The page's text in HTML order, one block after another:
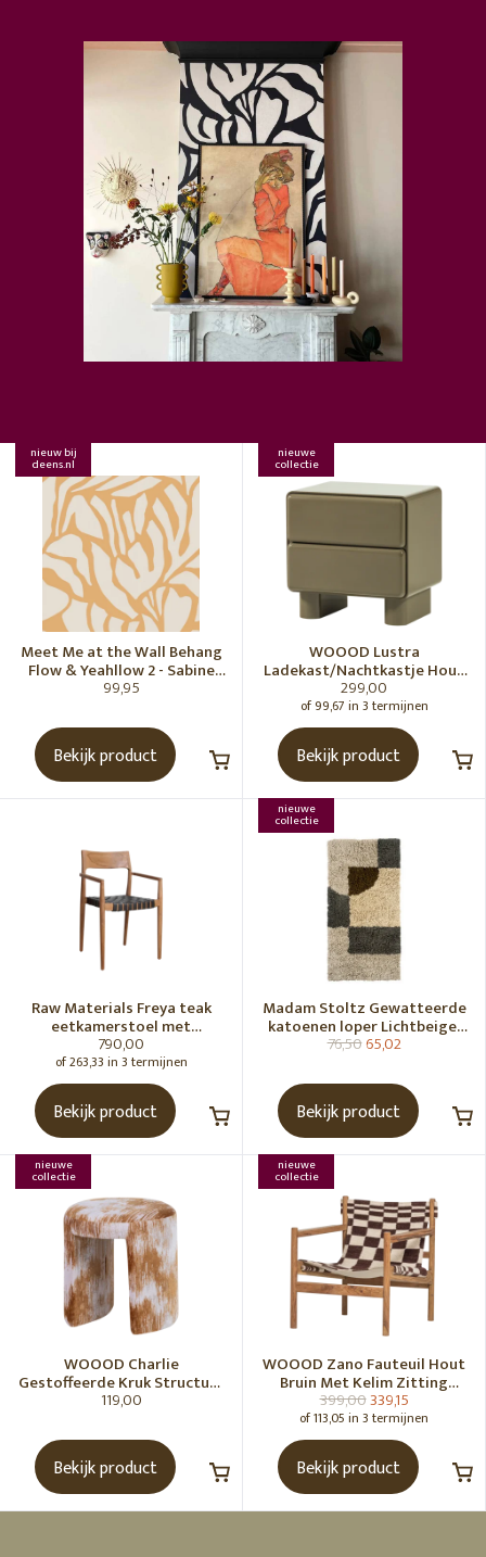
nieuw bij
deens.nl
Meet Me at the Wall Behang
Flow & Yeahllow 2 - Sabine
van Vessem
99,95
Bekijk product
nieuwe
collectie
WOOOD Lustra
Ladekast/Nachtkastje Hout
Hoogglans Groen [Fsc]
299,00
of 99,67 in 3 termijnen
Bekijk product
Raw Materials Freya teak
eetkamerstoel met
armleuning - Zwart (set of 2)
790,00
of 263,33 in 3 termijnen
Bekijk product
nieuwe
collectie
Madam Stoltz Gewatteerde
katoenen loper Lichtbeige,
gebroken wit, grijs, groen
76,5065,02
Bekijk product
nieuwe
collectie
WOOOD Charlie
Gestoffeerde Kruk Structuur
Stof Karamelbruin [Fsc]
119,00
Bekijk product
nieuwe
collectie
WOOOD Zano Fauteuil Hout
Bruin Met Kelim Zitting
Naturel
399,00339,15
of 113,05 in 3 termijnen
Bekijk product